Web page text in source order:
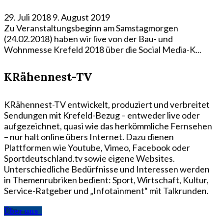
29. Juli 20189. August 2019
Zu Veranstaltungsbeginn am Samstagmorgen
(24.02.2018) haben wir live von der Bau- und
Wohnmesse Krefeld 2018 über die Social Media-K...
KRähennest-TV
KRähennest-TV entwickelt, produziert und verbreitet
Sendungen mit Krefeld-Bezug – entweder live oder
aufgezeichnet, quasi wie das herkömmliche Fernsehen
– nur halt online übers Internet. Dazu dienen
Plattformen wie Youtube, Vimeo, Facebook oder
Sportdeutschland.tv sowie eigene Websites.
Unterschiedliche Bedürfnisse und Interessen werden
in Themenrubriken bedient: Sport, Wirtschaft, Kultur,
Service-Ratgeber und „Infotainment“ mit Talkrunden.
Über uns